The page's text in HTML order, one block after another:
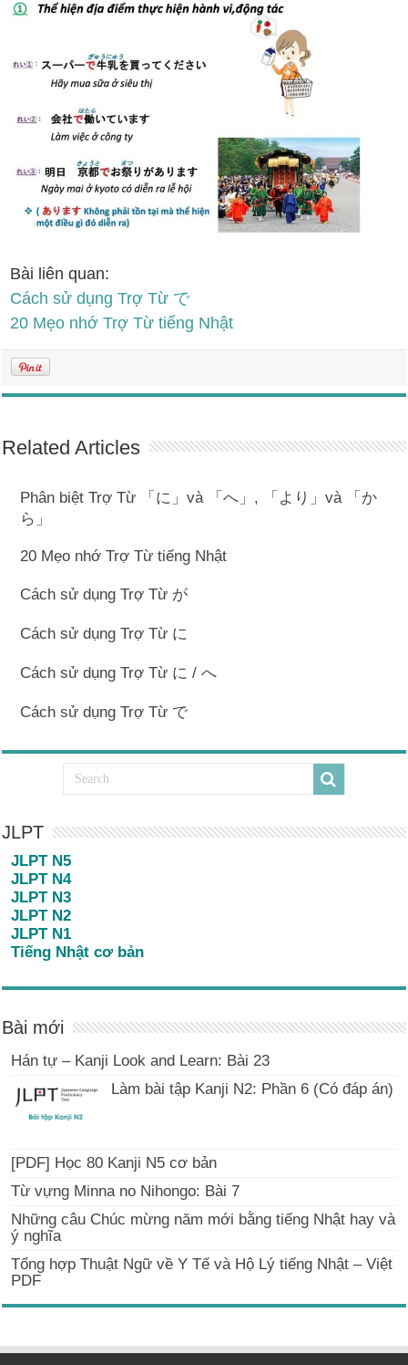
Bài liên quan:
Cách sử dụng Trợ Từ で
20 Mẹo nhớ Trợ Từ tiếng Nhật
Related Articles
Phân biệt Trợ Từ 「に」và 「へ」, 「より」và 「か
ら」
20 Mẹo nhớ Trợ Từ tiếng Nhật
Cách sử dụng Trợ Từ が
Cách sử dụng Trợ Từ に
Cách sử dụng Trợ Từ に / へ
Cách sử dụng Trợ Từ で
JLPT
JLPT N5
JLPT N4
JLPT N3
JLPT N2
JLPT N1
Tiếng Nhật cơ bản
Bài mới
Hán tự – Kanji Look and Learn: Bài 23
Làm bài tập Kanji N2: Phần 6 (Có đáp án)
[PDF] Học 80 Kanji N5 cơ bản
Từ vựng Minna no Nihongo: Bài 7
Những câu Chúc mừng năm mới bằng tiếng Nhật hay và
ý nghĩa
Tổng hợp Thuật Ngữ về Y Tế và Hộ Lý tiếng Nhật – Việt
PDF